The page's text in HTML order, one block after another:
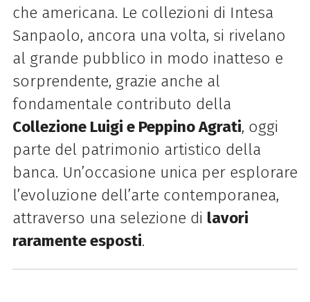
che americana. Le collezioni di Intesa
Sanpaolo, ancora una volta, si rivelano
al grande pubblico in modo inatteso e
sorprendente, grazie anche al
fondamentale contributo della
Collezione Luigi e Peppino Agrati, oggi
parte del patrimonio artistico della
banca. Un’occasione unica per esplorare
l’evoluzione dell’arte contemporanea,
attraverso una selezione di lavori
raramente esposti.